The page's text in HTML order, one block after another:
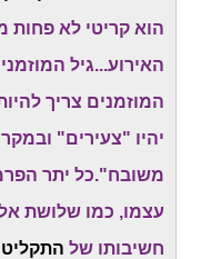
הוא קריטי לא
האירוע...גיל
יהיו "צעירים"
משובח".כל יתר
עצמו, כמו שלושת
חשיבותו של